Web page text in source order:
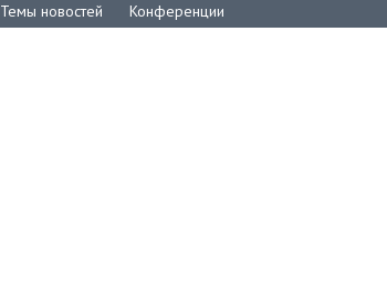
Темы новостей Конференции